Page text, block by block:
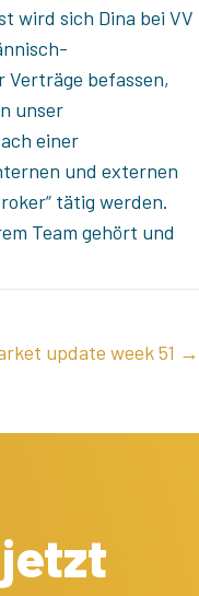
wird sich Dina bei VV
befassen,
unser
einer
und externen
tätig werden.
Team gehört und
update week 51 →